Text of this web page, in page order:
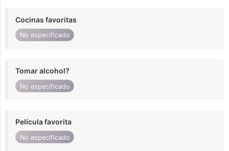
Cocinas favoritas
No especificado
Tomar alcohol?
No especificado
Película favorita
No especificado